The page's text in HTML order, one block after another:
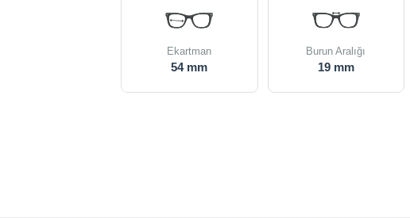
Ekartman
54 mm
Burun Aralığı
19 mm